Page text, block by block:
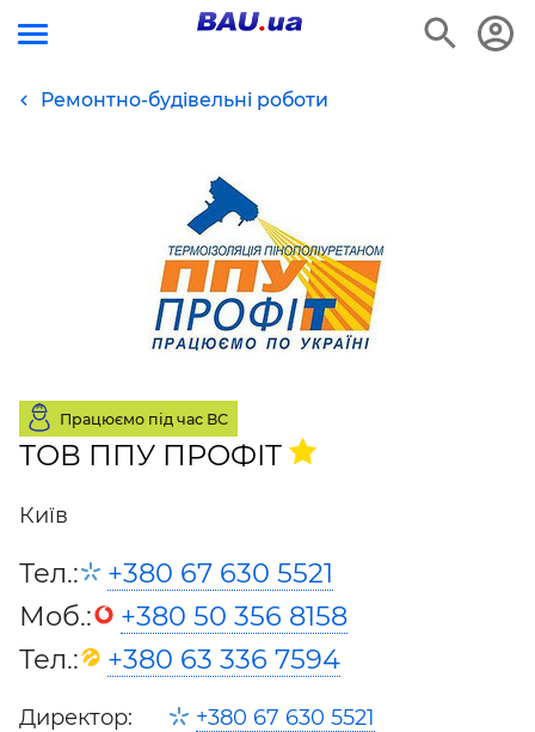
Ремонтно-будівельні роботи
Працюємо під час ВС
ТОВ ППУ ПРОФІТ
Київ
Тел.:
+380 67 630 5521
Моб.:
+380 50 356 8158
Тел.:
+380 63 336 7594
Директор:
+380 67 630 5521